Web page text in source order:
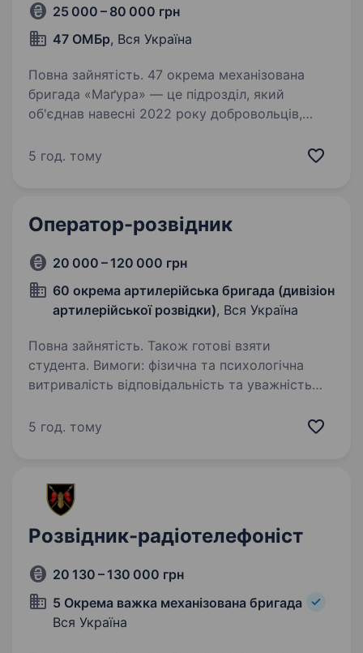
25 000 – 80 000 грн
47 ОМБр, Вся Україна
Повна зайнятість. 47 окрема механізована
бригада «Маґура» — це підрозділ, який
об'єднав навесні 2022 року добровольців,
прийшов на нашу землю. З того часу
5 год. тому
Оператор-розвідник
20 000 – 120 000 грн
60 окрема артилерійська бригада (дивізіон
артилерійської розвідки), Вся Україна
Повна зайнятість. Також готові взяти
студента. Вимоги: фізична та психологічна
витривалість відповідальність та уважність
субординації та військової дисципліни
5 год. тому
Розвідник-радіотелефоніст
20 130 – 130 000 грн
5 Окрема важка механізована бригада
Вся Україна